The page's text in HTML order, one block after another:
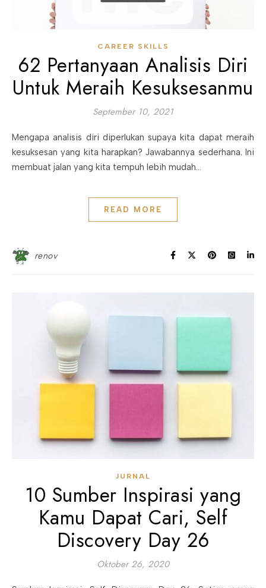
CAREER SKILLS
62 Pertanyaan Analisis Diri
Untuk Meraih Kesuksesanmu
September 10, 2021
Mengapa analisis diri diperlukan supaya kita dapat meraih
kesuksesan yang kita harapkan? Jawabannya sederhana. Ini
membuat jalan yang kita tempuh lebih mudah...
READ MORE
renov
JURNAL
10 Sumber Inspirasi yang
Kamu Dapat Cari, Self
Discovery Day 26
Oktober 26, 2020